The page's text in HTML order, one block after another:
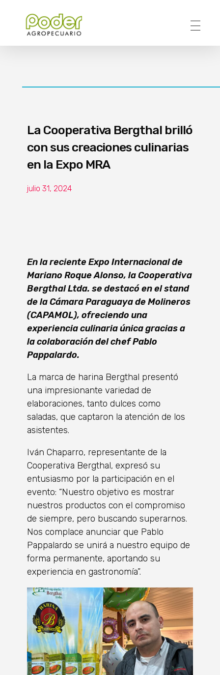
La Cooperativa Bergthal brilló
con sus creaciones culinarias
en la Expo MRA
julio 31, 2024
En la reciente Expo Internacional de
Mariano Roque Alonso, la Cooperativa
Bergthal Ltda. se destacó en el stand
de la Cámara Paraguaya de Molineros
(CAPAMOL), ofreciendo una
experiencia culinaria única gracias a
la colaboración del chef Pablo
Pappalardo.
La marca de harina Bergthal presentó
una impresionante variedad de
elaboraciones, tanto dulces como
saladas, que captaron la atención de los
asistentes.
Iván Chaparro, representante de la
Cooperativa Bergthal, expresó su
entusiasmo por la participación en el
evento: “Nuestro objetivo es mostrar
nuestros productos con el compromiso
de siempre, pero buscando superarnos.
Nos complace anunciar que Pablo
Pappalardo se unirá a nuestro equipo de
forma permanente, aportando su
experiencia en gastronomía”.